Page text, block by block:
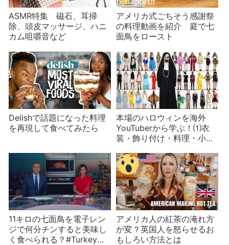
ASMR特集 磁石、耳掃
除、頭皮マッサージ、ハニ
カム咀嚼音など
アメリカ式ごちそう感謝祭
の料理動画を紹介 庭で七
面鳥をロースト
Delishで話題になった料理
を再現して食べてみたら
本場のハロウィンを海外
YouTuberから学ぶ！⑴衣
装・飾り付け・料理・小物
11キロの七面鳥を電子レン
ジで何分チンすると美味し
く食べられる？#Turkey
アメリカ人の紅茶の淹れ方
が変？英国人を怒らせるお
もしろい方法とは